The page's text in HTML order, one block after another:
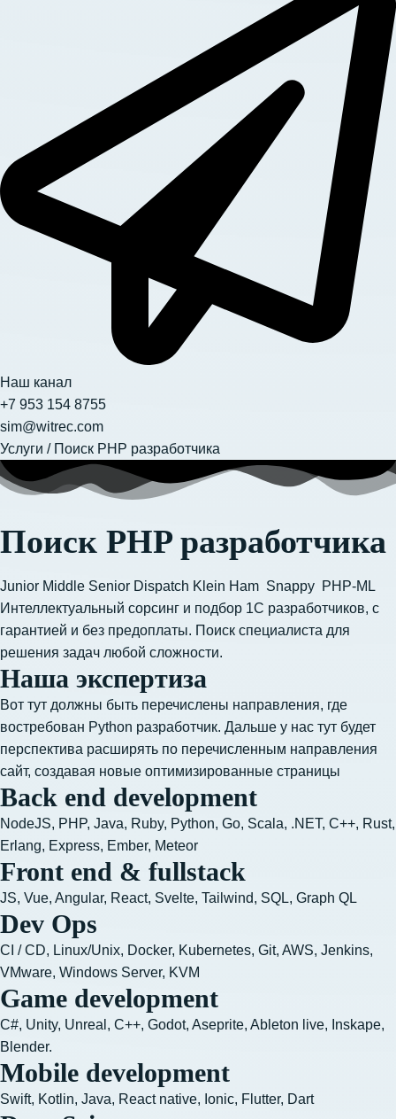
Наш канал
+7 953 154 8755
sim@witrec.com
Услуги / Поиск PHP разработчика
Поиск PHP разработчика
Junior Middle Senior Dispatch Klein Ham Snappy PHP-ML
Интеллектуальный сорсинг и подбор 1С разработчиков, с
гарантией и без предоплаты. Поиск специалиста для
решения задач любой сложности.
Наша экспертиза​
Вот тут должны быть перечислены направления, где
востребован Python разработчик. Дальше у нас тут будет
перспектива расширять по перечисленным направления
сайт, создавая новые оптимизированные страницы
Back end development
NodeJS, PHP, Java, Ruby, Python, Go, Scala, .NET, C++, Rust,
Erlang, Express, Ember, Meteor
Front end & fullstack
JS, Vue, Angular, React, Svelte, Tailwind, SQL, Graph QL
Dev Ops
CI / CD, Linux/Unix, Docker, Kubernetes, Git, AWS, Jenkins,
VMware, Windows Server, KVM
Game development
C#, Unity, Unreal, C++, Godot, Aseprite, Ableton live, Inskape,
Blender.
Mobile development
Swift, Kotlin, Java, React native, Ionic, Flutter, Dart